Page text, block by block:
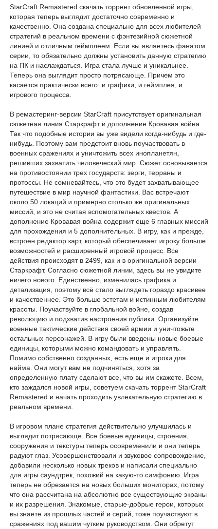
StarCraft Remastered скачать торрент обновленной игры,
которая теперь выглядит достаточно современно и
качественно. Она создана специально для всех любителей
стратегий в реальном времени с фэнтезийной сюжетной
линией и отличным геймплеем. Если вы являетесь фанатом
серии, то обязательно должны установить данную стратегию
на ПК и наслаждаться. Игра стала лучше и уникальнее.
Теперь она выглядит просто потрясающе. Причем это
касается практически всего: и графики, и геймплея, и
игрового процесса.
В ремастеринг-версии StarCraft присутствует оригинальная
сюжетная линия Старкрафт и дополнение Кровавая война.
Так что подобные истории вы уже видели когда-нибудь и где-
нибудь. Поэтому вам предстоит вновь поучаствовать в
военных сражениях и уничтожить всех инопланетян,
решивших захватить человеческий мир. Сюжет основывается
на противостоянии трех государств: зерги, терраны и
протоссы. Не сомневайтесь, что это будет захватывающее
путешествие в мир научной фантастики. Вас встречают
около 50 локаций и примерно столько же оригинальных
миссий, и это не считая вспомогательных квестов. А
дополнение Кровавая война содержит еще 6 главных миссий
для прохождения и 5 дополнительных. В игру, как и прежде,
встроен редактор карт, который обеспечивает игроку больше
возможностей и расширенный игровой процесс. Все
действия происходят в 2499, как и в оригинальной версии
Старкрафт. Согласно сюжетной линии, здесь вы не увидите
ничего нового. Единственно, изменилась графика и
детализация, поэтому всё стало выглядеть гораздо красивее
и качественнее. Это больше эстетам и истинным любителям
красоты. Поучаствуйте в глобальной войне, создав
революцию и подхватив настроения публики. Организуйте
военные тактические действия своей армии и уничтожьте
остальных персонажей. В игру были введены новые боевые
единицы, которыми можно командовать и управлять.
Помимо собственно созданных, есть еще и игроки для
найма. Они могут вам не подчиняться, хотя за
определенную плату сделают все, что вы им скажете. Всем,
кто заждался новой игры, советуем скачать торрент StarCraft
Remastered и начать проходить увлекательную стратегию в
реальном времени.
В игровом плане стратегия действительно улучшилась и
выглядит потрясающе. Все боевые единицы, строения,
сооружения и текстуры теперь осовременили и они теперь
радуют глаз. Усовершенствовали и звуковое сопровождение,
добавили несколько новых треков и написали специально
для игры саундтрек, похожий на какую-то симфонию. Игра
теперь не обрезается на новых больших мониторах, потому
что она рассчитана на абсолютно все существующие экраны
и их разрешения. Знакомые, старые-добрые герои, которых
вы знаете из прошлых частей и серий, тоже поучаствуют в
сражениях под вашим чутким руководством. Они обретут